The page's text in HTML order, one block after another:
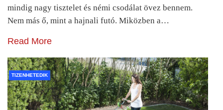
mindig nagy tisztelet és némi csodálat övez bennem.
Nem más ő, mint a hajnali futó. Miközben a…
Read More
TIZENHETEDIK